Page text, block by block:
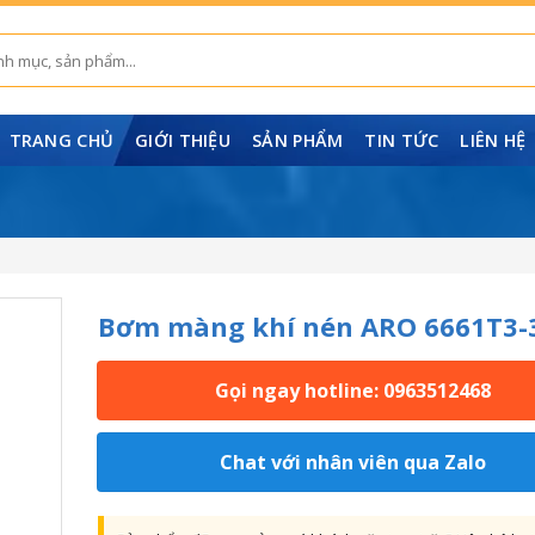
TRANG CHỦ GIỚI THIỆU SẢN PHẨM TIN TỨC LIÊN HỆ
Bơm màng khí nén ARO 6661T3-
Gọi ngay hotline: 0963512468
Chat với nhân viên qua Zalo